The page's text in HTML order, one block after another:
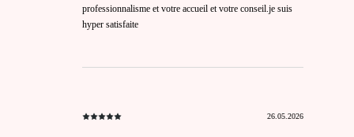
professionnalisme et votre accueil et votre conseil.je suis
hyper satisfaite
26.05.2026